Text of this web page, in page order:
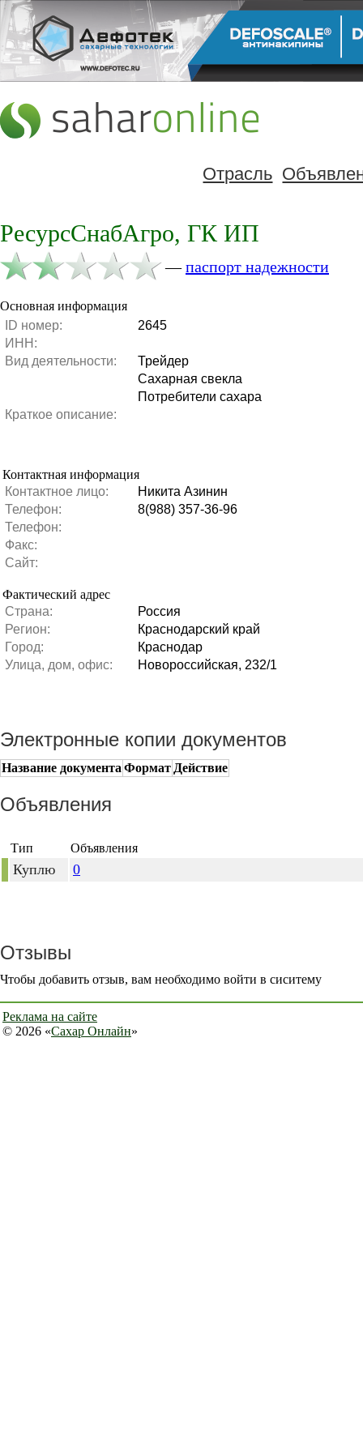
Отрасль
РесурсСнабАгро, ГК ИП
—паспорт надежности
Основная информация
ID номер:
2645
ИНН:
Вид деятельности:
Трейдер
Сахарная свекла
Потребители сахара
Краткое описание:
Контактная информация
Контактное лицо:
Никита Азинин
Телефон:
8(988) 357-36-96
Телефон:
Факс:
Сайт:
Фактический адрес
Страна:
Россия
Регион:
Краснодарский край
Город:
Краснодар
Улица, дом, офис:
Новороссийская, 232/1
Электронные копии документов
Название документа Формат Действие
Объявления
Тип Объявления
Куплю 0
Отзывы
Чтобы добавить отзыв, вам необходимо войти в сиситему
Реклама на сайте
© 2026 «Сахар Онлайн»